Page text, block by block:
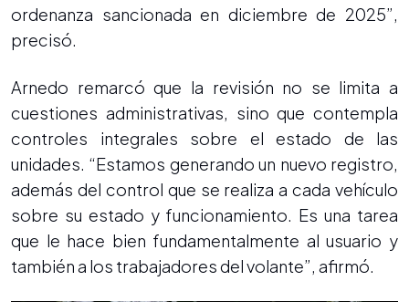
ordenanza sancionada en diciembre de 2025”,
precisó.
Arnedo remarcó que la revisión no se limita a
cuestiones administrativas, sino que contempla
controles integrales sobre el estado de las
unidades. “Estamos generando un nuevo registro,
además del control que se realiza a cada vehículo
sobre su estado y funcionamiento. Es una tarea
que le hace bien fundamentalmente al usuario y
también a los trabajadores del volante”, afirmó.